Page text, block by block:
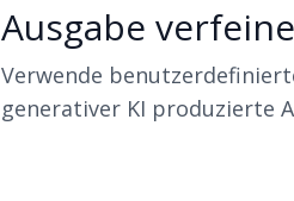
Ausgabe
Verwende
generativer KI produzierte